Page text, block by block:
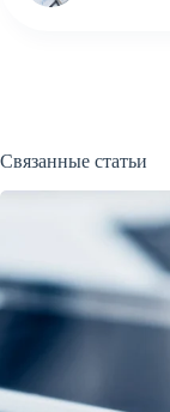
Связанные статьи